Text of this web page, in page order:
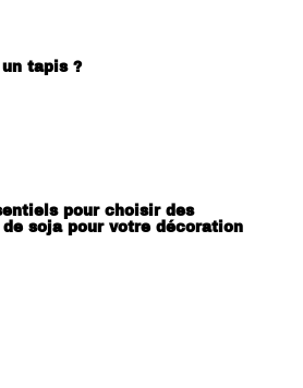
tapis ?
pour choisir des
soja pour votre décoration